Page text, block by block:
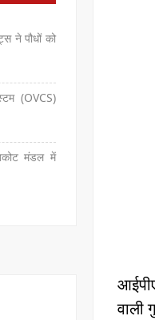
वाली
ने पौधों को
(OVCS)
मंडल में